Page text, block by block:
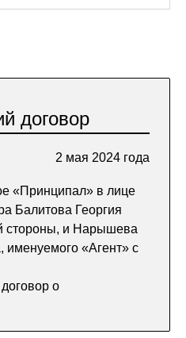
договор
2 мая 2024 года
«Принципал» в лице
Балитова Георгия
стороны, и Нарышева
именуемого «Агент» с
о